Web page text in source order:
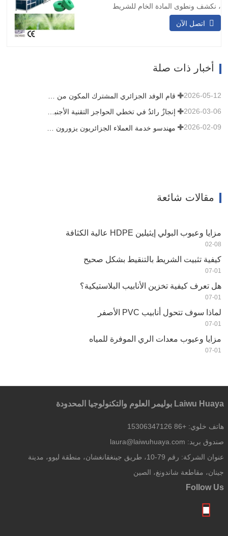
، نكشف ونطوى المادة الخام للشريط
المنسوج أو الحزام ، وبعد خضوعه لمعالجة
الختم الحراري ، فإنه يتحول إلى هيكل قوي
الثقوب الدقيقة بالتساوي عبر الشريط بأكمله.
عند الانتهاء من…
اتصل الآن
أخبار ذات صلة
2026-05-12
إنجازٌ رائدٌ في تخطي الحواجز التقنية الأجنبية! شركة HWYAA تُطوّر بنجاح معدات الري بالتنقيط الشريطية للزراعة المستمرة لثلاثة مواسم 2026-03-06
2026-02-09
مقالات شائعة
مزايا وعيوب البولي إيثيلين HDPE عالية الكثافة
02-08
كيفية تثبيت الشريط بالتنقيط بشكل صحيح
07-01
هل تعرف كيفية تخزين الأنابيب البلاستيكية؟
07-01
لماذا سوف تتحول أنابيب PVC الأصفر
07-01
مزايا وعيوب معدات الري الموفرة للمياه
07-01
Laiwu Huaya بوليمر العلوم والتكنولوجيا المحدودة
هاتف خلوي: +86 15306347126
صندوق بريد: laura@laiwuhuaya.com
عنوان الشركة:
رقم 79-10، طريق جينغقانغشان، منطقة ليوو، مدينة
جينان، مقاطعة شاندونغ، الصين
Follow Us